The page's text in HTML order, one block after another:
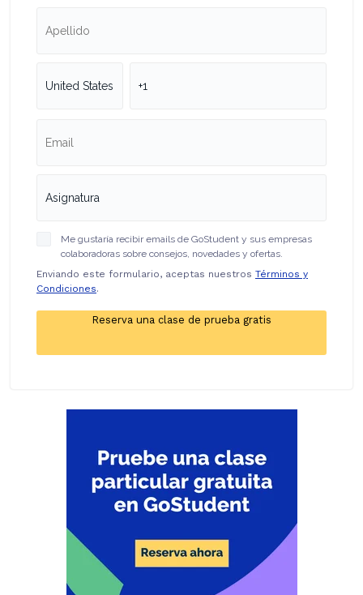
Me gustaría recibir emails de GoStudent y sus empresas
colaboradoras sobre consejos, novedades y ofertas.
Enviando este formulario, aceptas nuestros Términos y
Condiciones.